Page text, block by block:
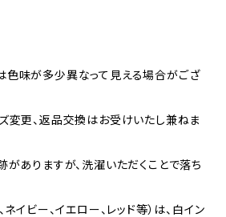
色味が多少異なって見える場合がござ
変更、返品交換はお受けいたし兼ねま
がありますが、洗濯いただくことで落ち
ネイビー、イエロー、レッド等）は、白イン